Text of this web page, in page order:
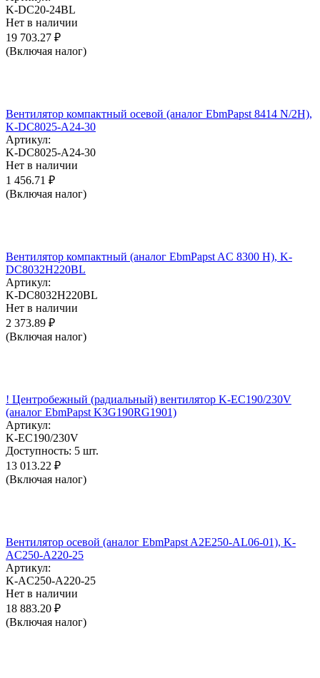
K-DC20-24BL
Нет в наличии
19 703.27 ₽
(Включая налог)
Вентилятор компактный осевой (аналог EbmPapst 8414 N/2H),
K-DC8025-A24-30
Артикул:
K-DC8025-A24-30
Нет в наличии
1 456.71 ₽
(Включая налог)
Вентилятор компактный (аналог EbmPapst AC 8300 H), K-
DC8032H220BL
Артикул:
K-DC8032H220BL
Нет в наличии
2 373.89 ₽
(Включая налог)
! Центробежный (радиальный) вентилятор K-EC190/230V
(аналог EbmPapst K3G190RG1901)
Артикул:
K-EC190/230V
Доступность: 5 шт.
13 013.22 ₽
(Включая налог)
Вентилятор осевой (аналог EbmPapst A2E250-AL06-01), K-
AC250-A220-25
Артикул:
K-AC250-A220-25
Нет в наличии
18 883.20 ₽
(Включая налог)